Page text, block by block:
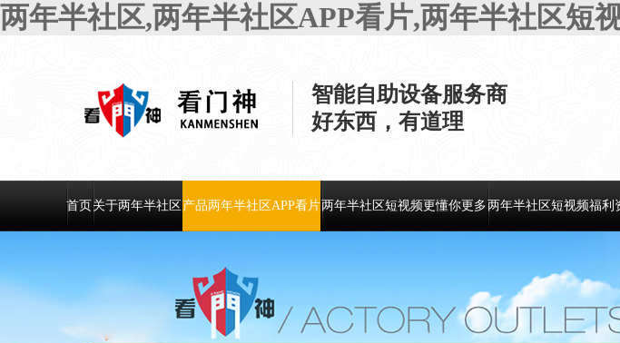
两年半社区,两年半社区APP看片,两年半社区短
智能自助设备服务商
好东西，有道理
首页关于两年半社区 产品两年半社区APP看片两年半社区短视频更懂你更多 两年半社区短视频福利